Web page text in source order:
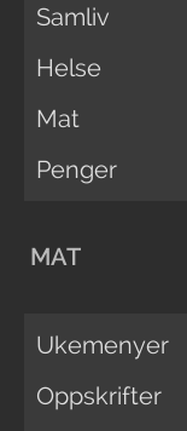
Samliv
Helse
Mat
Penger
MAT
Ukemenyer
Oppskrifter